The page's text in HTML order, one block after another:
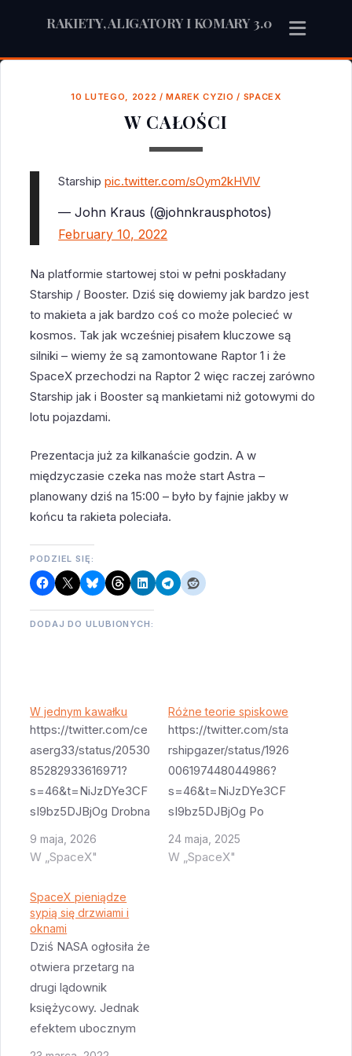
RAKIETY, ALIGATORY I KOMARY 3.0
10 LUTEGO, 2022 /MAREK CYZIO / SPACEX
W CAŁOŚCI
Starshippic.twitter.com/sOym2kHVlV
— John Kraus (@johnkrausphotos)
February 10, 2022
Na platformie startowej stoi w pełni poskładany
Starship / Booster. Dziś się dowiemy jak bardzo jest
to makieta a jak bardzo coś co może polecieć w
kosmos. Tak jak wcześniej pisałem kluczowe są
silniki – wiemy że są zamontowane Raptor 1 i że
SpaceX przechodzi na Raptor 2 więc raczej zarówno
Starship jak i Booster są mankietami niż gotowymi do
lotu pojazdami.
Prezentacja już za kilkanaście godzin. A w
międzyczasie czeka nas może start Astra –
planowany dziś na 15:00 – było by fajnie jakby w
końcu ta rakieta poleciała.
PODZIEL SIĘ:
DODAJ DO ULUBIONYCH:
W jednym kawałku
https://twitter.com/ce
aserg33/status/20530
85282933616971?
s=46&t=NiJzDYe3CF
sI9bz5DJBjOg Drobna
awaria platformy nie
opóźniła za bardzo
zestawu. Jednak oba
kawałki muszą po
WDR wrócić do
fabryki - booster jest
po prostu nie do
końca gotowy (plus
silniki wymagają
dokładnego
9 maja, 2026
W „SpaceX"
Różne teorie spiskowe
https://twitter.com/sta
rshipgazer/status/1926
006197448044986?
s=46&t=NiJzDYe3CF
sI9bz5DJBjOg Po
pierwsze jak
zauważyliście pewnie
24 maja, 2025
W „SpaceX"
SpaceX pieniądze
sypią się drzwiami i
oknami
Dziś NASA ogłosiła że
otwiera przetarg na
drugi lądownik
księżycowy. Jednak
efektem ubocznym
tego ogłoszenia jest